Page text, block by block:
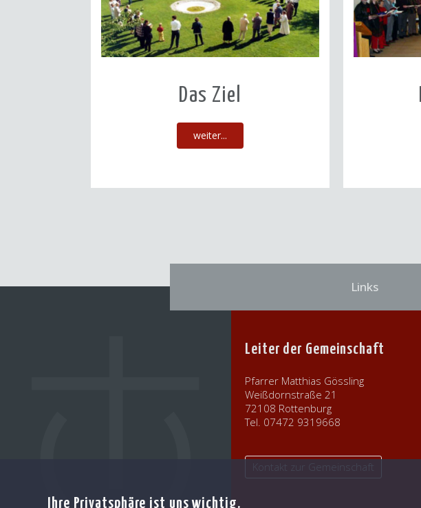
Das Ziel
weiter...
Links
Leiter der Gemeinschaft
Pfarrer Matthias Gössling
Weißdornstraße 21
72108 Rottenburg
Tel. 07472 9319668
Kontakt zur Gemeinschaft
Ihre Privatsphäre ist uns wichtig.